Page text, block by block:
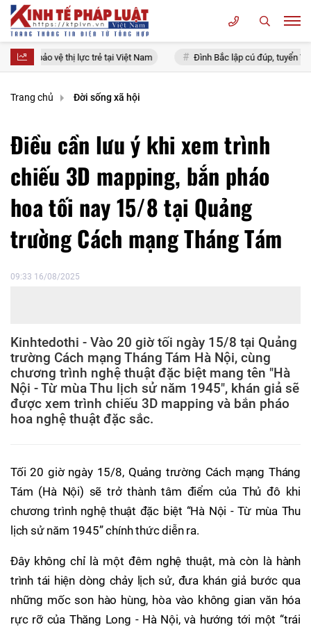
thị lực trẻ tại Việt Nam Đình Bắc lập cú đúp, tuyển Việt Nam giành
Trang chủ Đời sống xã hội
Điều cần lưu ý khi xem trình
chiếu 3D mapping, bắn pháo
hoa tối nay 15/8 tại Quảng
trường Cách mạng Tháng Tám
09:33 16/08/2025
Kinhtedothi - Vào 20 giờ tối ngày 15/8 tại Quảng
trường Cách mạng Tháng Tám Hà Nội, cùng
chương trình nghệ thuật đặc biệt mang tên "Hà
Nội - Từ mùa Thu lịch sử năm 1945", khán giả sẽ
được xem trình chiếu 3D mapping và bắn pháo
hoa nghệ thuật đặc sắc.
Tối 20 giờ ngày 15/8, Quảng trường Cách mạng Tháng
Tám (Hà Nội) sẽ trở thành tâm điểm của Thủ đô khi
chương trình nghệ thuật đặc biệt “Hà Nội - Từ mùa Thu
lịch sử năm 1945” chính thức diễn ra.
Đây không chỉ là một đêm nghệ thuật, mà còn là hành
trình tái hiện dòng chảy lịch sử, đưa khán giả bước qua
những mốc son hào hùng, hòa vào không gian văn hóa
rực rỡ của Thăng Long - Hà Nội, và hướng tới một “trái